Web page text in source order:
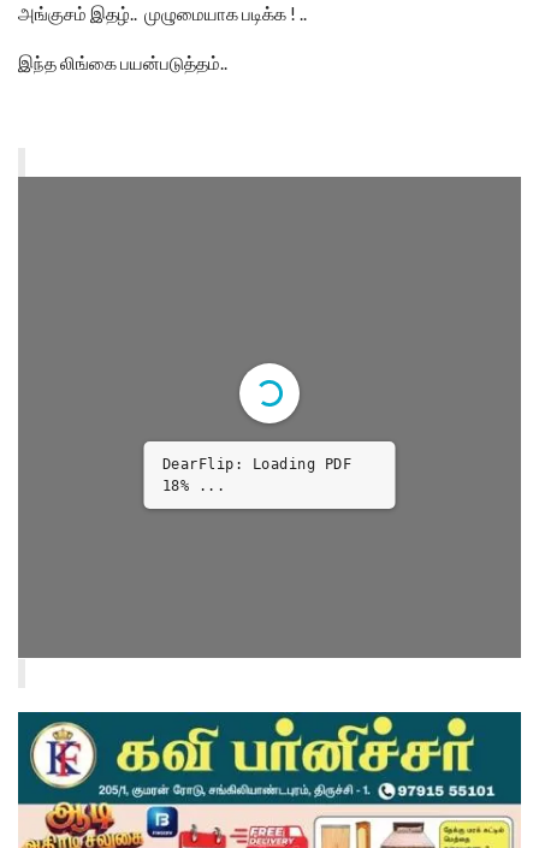
அங்குசம் இதழ்.. முழுமையாக படிக்க ! ..
இந்த லிங்கை பயன்படுத்தம்..
DearFlip: Loading PDF
26% ...